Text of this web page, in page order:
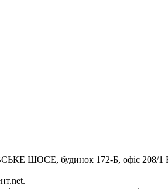
ШОСЕ, будинок 172-Б, офіс 208/1